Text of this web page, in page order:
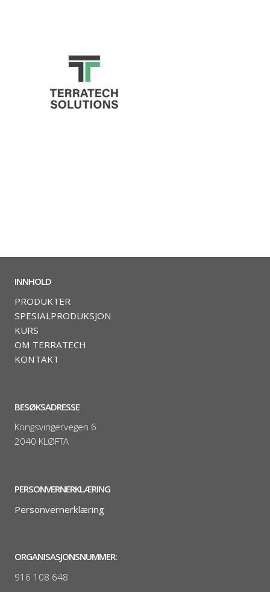
INNHOLD
PRODUKTER
SPESIALPRODUKSJON
KURS
OM TERRATECH
KONTAKT
BESØKSADRESSE
Kongsvingervegen 6
2040 KLØFTA
PERSONVERNERKLÆRING
Personvernerklæring
ORGANISASJONSNUMMER:
916 108 648